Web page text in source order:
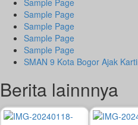
Sample Page
Sample Page
Sample Page
Sample Page
Sample Page
SMAN 9 Kota Bogor Ajak
Berita lainnnya